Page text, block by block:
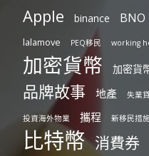
Apple binance BNO
lalamove PEQ移民 working
加密貨幣 加密貨
品牌故事 地產 失業
投資海外物業 攜程 新移民措施
比特幣 消費券